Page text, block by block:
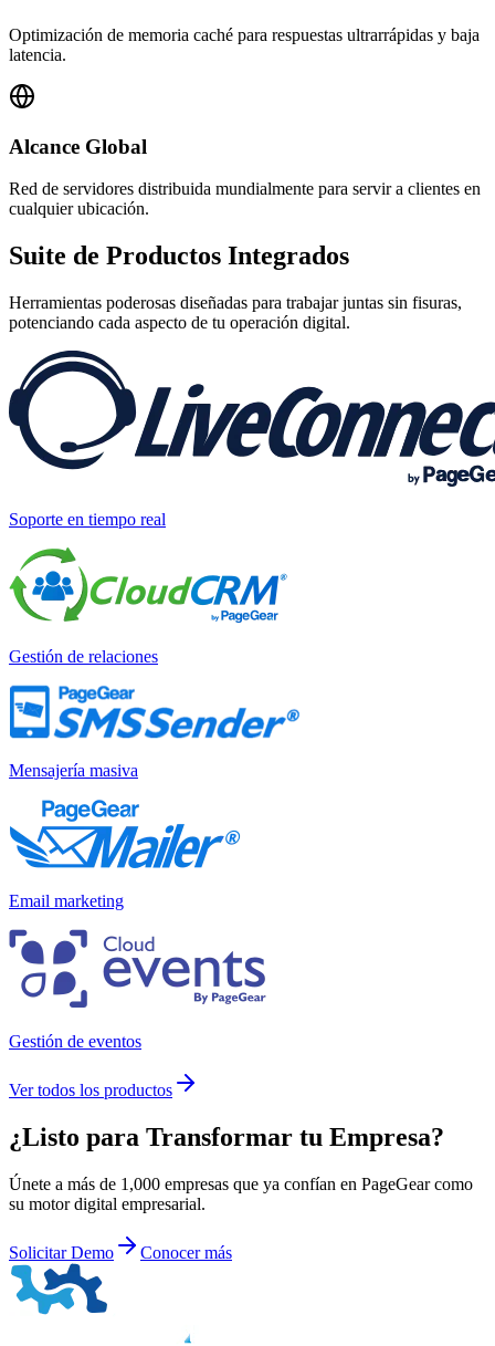
Optimización de memoria caché para respuestas ultrarrápidas y baja
latencia.
Alcance Global
Red de servidores distribuida mundialmente para servir a clientes en
cualquier ubicación.
Suite de Productos Integrados
Herramientas poderosas diseñadas para trabajar juntas sin fisuras,
potenciando cada aspecto de tu operación digital.
Soporte en tiempo real
Gestión de relaciones
Mensajería masiva
Email marketing
Gestión de eventos
Ver todos los productos
¿Listo para Transformar tu Empresa?
Únete a más de 1,000 empresas que ya confían en PageGear como
su motor digital empresarial.
Solicitar Demo Conocer más